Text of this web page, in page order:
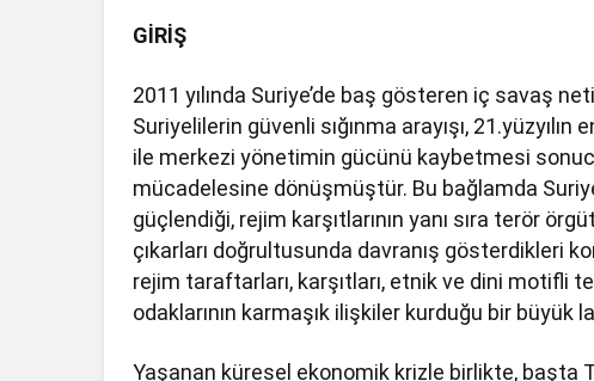
GİRİŞ
2011 yılında Suriye’de baş gösteren iç savaş
Suriyelilerin güvenli sığınma arayışı,
ile merkezi yönetimin gücünü kaybetmesi
mücadelesine dönüşmüştür. Bu bağlamda
güçlendiği, rejim karşıtlarının yanı sıra terör
çıkarları doğrultusunda davranış gösterdikleri
rejim taraftarları, karşıtları, etnik ve dini motifli
odaklarının karmaşık ilişkiler kurduğu bir
Yaşanan küresel ekonomik krizle birlikte, başta